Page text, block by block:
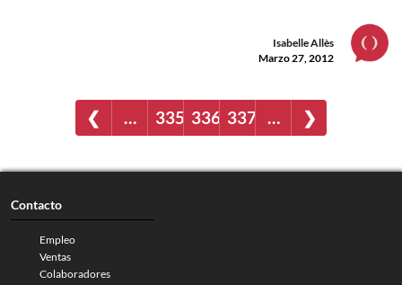
Isabelle Allès
Marzo 27, 2012
❮ … 335 336 337 … ❯
Contacto
Empleo
Ventas
Colaboradores